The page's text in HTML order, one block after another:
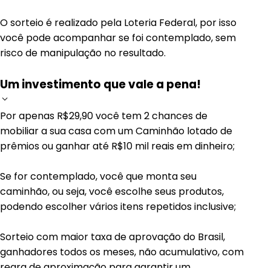
O sorteio é realizado pela Loteria Federal, por isso
você pode acompanhar se foi contemplado, sem
risco de manipulação no resultado.
Um investimento que vale a pena!
Por apenas R$29,90 você tem 2 chances de
mobiliar a sua casa com um Caminhão lotado de
prêmios ou ganhar até R$10 mil reais em dinheiro;
Se for contemplado, você que monta seu
caminhão, ou seja, você escolhe seus produtos,
podendo escolher vários itens repetidos inclusive;
Sorteio com maior taxa de aprovação do Brasil,
ganhadores todos os meses, não acumulativo, com